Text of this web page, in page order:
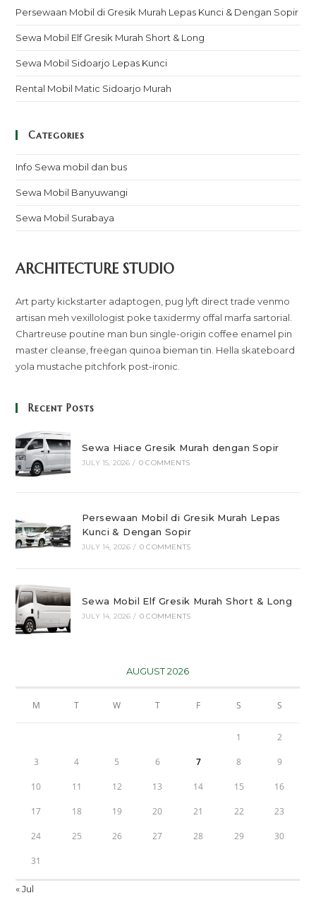
Persewaan Mobil di Gresik Murah Lepas Kunci & Dengan Sopir
Sewa Mobil Elf Gresik Murah Short & Long
Sewa Mobil Sidoarjo Lepas Kunci
Rental Mobil Matic Sidoarjo Murah
Categories
Info Sewa mobil dan bus
Sewa Mobil Banyuwangi
Sewa Mobil Surabaya
ARCHITECTURE STUDIO
Art party kickstarter adaptogen, pug lyft direct trade venmo
artisan meh vexillologist poke taxidermy offal marfa sartorial.
Chartreuse poutine man bun single-origin coffee enamel pin
master cleanse, freegan quinoa bieman tin. Hella skateboard
yola mustache pitchfork post-ironic.
Recent Posts
Sewa Hiace Gresik Murah dengan Sopir
JULY 15, 2026 / 0 COMMENTS
Persewaan Mobil di Gresik Murah Lepas
Kunci & Dengan Sopir
JULY 14, 2026 / 0 COMMENTS
Sewa Mobil Elf Gresik Murah Short & Long
JULY 14, 2026 / 0 COMMENTS
AUGUST 2026
M T W T F S S
1 2
3 4 5 6 7 8 9
10 11 12 13 14 15 16
17 18 19 20 21 22 23
24 25 26 27 28 29 30
31
« Jul